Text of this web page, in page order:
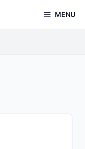
MENU